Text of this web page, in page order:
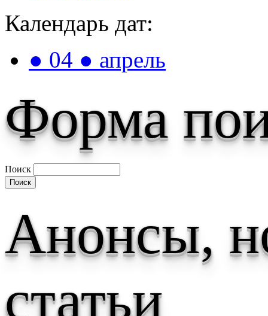
Календарь дат:
● 04 ● апрель
Форма
Поиск
Анонсы,
статьи